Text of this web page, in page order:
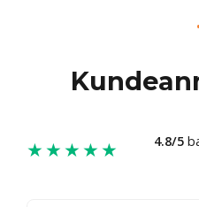
★★★★★ 4.8/5